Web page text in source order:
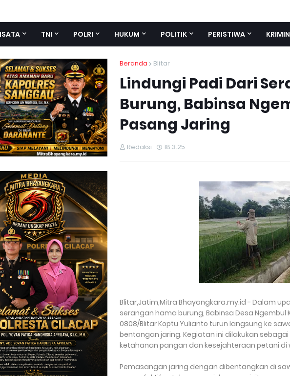
TNI POLRI HUKUM POLITIK PERISTIWA
Beranda Blitar
Lindungi Padi Dari
Burung, Babinsa
Pasang Jaring
Redaksi 18.3.25
Blitar,Jatim,Mitra Bhayangkara.my.id - Dalam
serangan hama burung, Babinsa Desa Ngembul
0808/Blitar Koptu Yulianto turun langsung ke
bentangan jaring. Kegiatan ini dilakukan
ketahanan pangan dan kesejahteraan petani di
Pemasangan jaring dengan dibentangkan di